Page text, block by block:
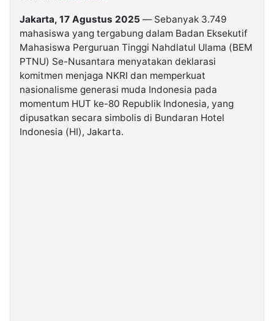
Kabarbaru.co
2026
Kabarbaru
Holding
Jakarta, 17 Agustus 2025 — Sebanyak 3.749
mahasiswa yang tergabung dalam Badan Eksekutif
Mahasiswa Perguruan Tinggi Nahdlatul Ulama (BEM
PTNU) Se-Nusantara menyatakan deklarasi
komitmen menjaga NKRI dan memperkuat
nasionalisme generasi muda Indonesia pada
momentum HUT ke-80 Republik Indonesia, yang
dipusatkan secara simbolis di Bundaran Hotel
Indonesia (HI), Jakarta.